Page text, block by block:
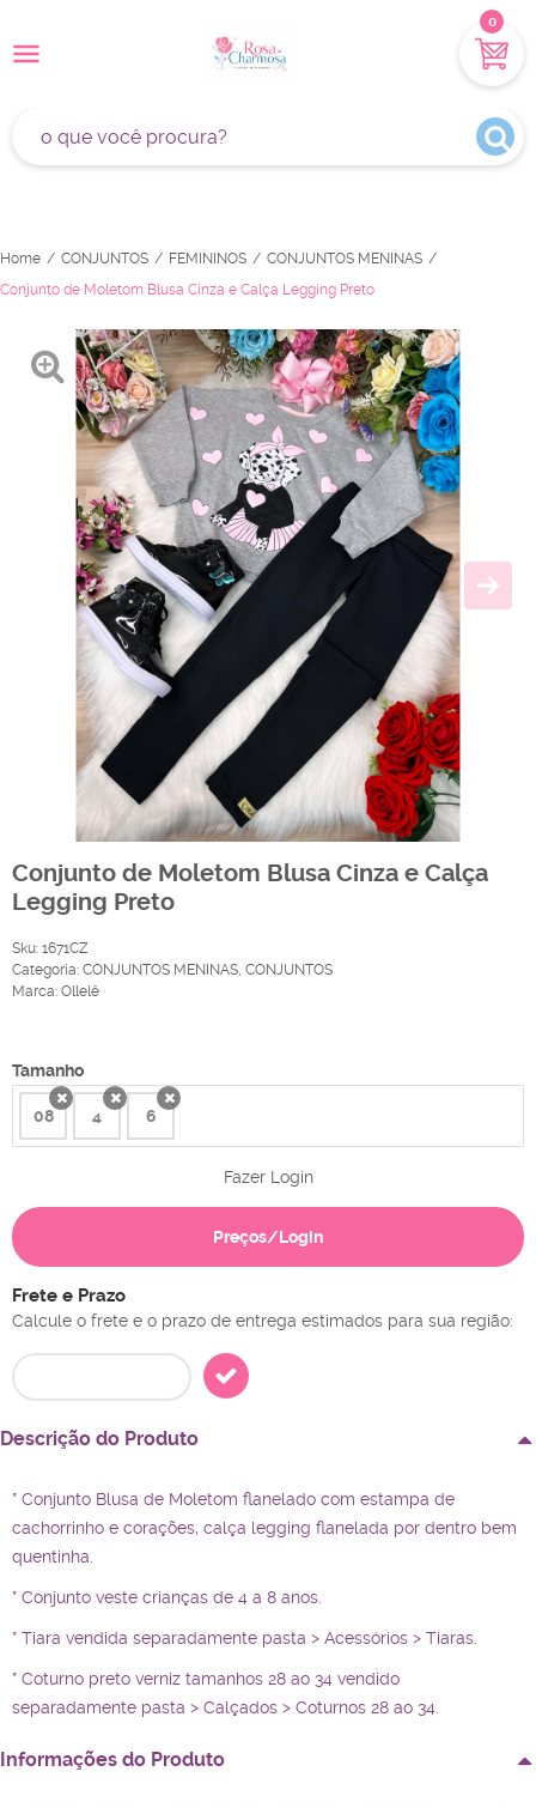
0
Home CONJUNTOS FEMININOS
CONJUNTOS MENINAS
Conjunto de Moletom Blusa Cinza e Calça Legging Preto
Conjunto de Moletom Blusa Cinza e Calça
Legging Preto
Sku: 1671CZ
Categoria: CONJUNTOS MENINAS, CONJUNTOS
Marca: Ollelê
Tamanho
08x 4 6
Fazer Login
Preços/Login
Frete e Prazo
Calcule o frete e o prazo de entrega estimados para sua região:
Descrição do Produto
* Conjunto Blusa de Moletom flanelado com estampa de
cachorrinho e corações, calça legging flanelada por dentro bem
quentinha.
* Conjunto veste crianças de 4 a 8 anos.
* Tiara vendida separadamente pasta > Acessórios > Tiaras.
* Coturno preto verniz tamanhos 28 ao 34 vendido
separadamente pasta > Calçados > Coturnos 28 ao 34.
Informações do Produto